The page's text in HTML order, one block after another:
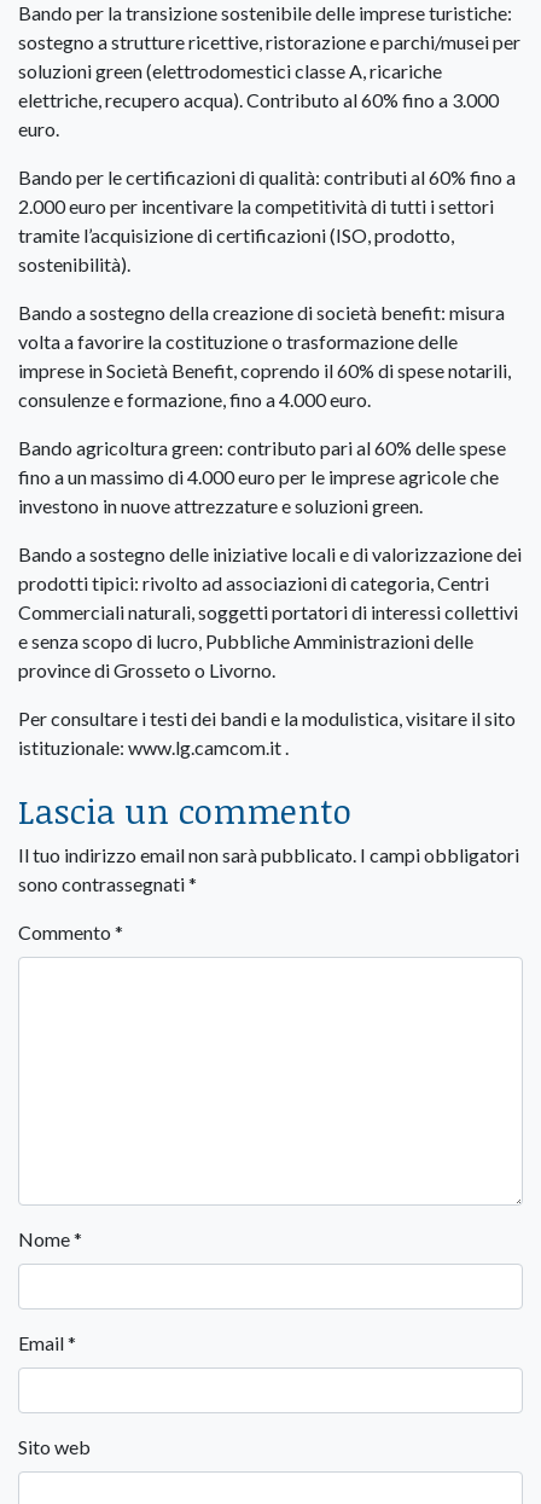
Bando per la transizione sostenibile delle imprese turistiche:
sostegno a strutture ricettive, ristorazione e parchi/musei per
soluzioni green (elettrodomestici classe A, ricariche
elettriche, recupero acqua). Contributo al 60% fino a 3.000
euro.
Bando per le certificazioni di qualità: contributi al 60% fino a
2.000 euro per incentivare la competitività di tutti i settori
tramite l’acquisizione di certificazioni (ISO, prodotto,
sostenibilità).
Bando a sostegno della creazione di società benefit: misura
volta a favorire la costituzione o trasformazione delle
imprese in Società Benefit, coprendo il 60% di spese notarili,
consulenze e formazione, fino a 4.000 euro.
Bando agricoltura green: contributo pari al 60% delle spese
fino a un massimo di 4.000 euro per le imprese agricole che
investono in nuove attrezzature e soluzioni green.
Bando a sostegno delle iniziative locali e di valorizzazione dei
prodotti tipici: rivolto ad associazioni di categoria, Centri
Commerciali naturali, soggetti portatori di interessi collettivi
e senza scopo di lucro, Pubbliche Amministrazioni delle
province di Grosseto o Livorno.
Per consultare i testi dei bandi e la modulistica, visitare il sito
istituzionale: www.lg.camcom.it .
Lascia un commento
Il tuo indirizzo email non sarà pubblicato. I campi obbligatori
sono contrassegnati*
Commento *
Nome*
Email*
Sito web